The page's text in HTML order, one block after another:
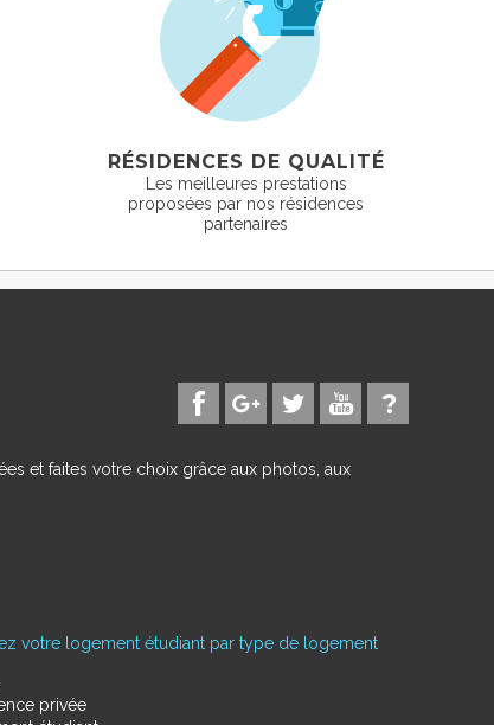
RÉSIDENCES DE QUALITÉ
Les meilleures prestations
proposées par nos résidences
partenaires
et faites votre choix grâce aux photos, aux
votre logement étudiant par type de logement
privée